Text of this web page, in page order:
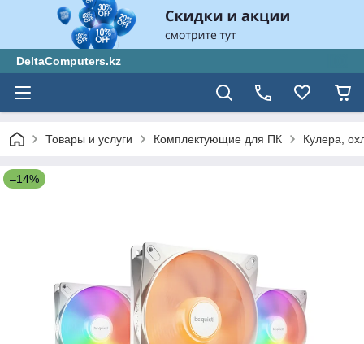
DeltaComputers.kz
Товары и услуги Комплектующие для ПК Кулера,
–14%